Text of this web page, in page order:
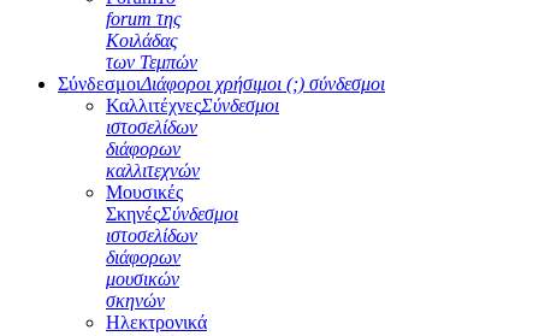
forum της
Κοιλάδας
των Τεμπών
ΣύνδεσμοιΔιάφοροι χρήσιμοι (;) σύνδεσμοι
ΚαλλιτέχνεςΣύνδεσμοι
ιστοσελίδων
διάφορων
καλλιτεχνών
Μουσικές
ΣκηνέςΣύνδεσμοι
ιστοσελίδων
διάφορων
μουσικών
σκηνών
Ηλεκτρονικά